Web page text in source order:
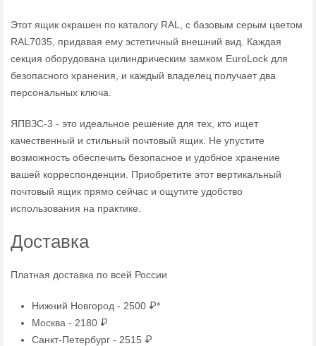
Этот ящик окрашен по каталогу RAL, с базовым серым цветом
RAL7035, придавая ему эстетичный внешний вид. Каждая
секция оборудована цилиндрическим замком EuroLock для
безопасного хранения, и каждый владелец получает два
персональных ключа.
ЯПВЗС-3 - это идеальное решение для тех, кто ищет
качественный и стильный почтовый ящик. Не упустите
возможность обеспечить безопасное и удобное хранение
вашей корреспонденции. Приобретите этот вертикальный
почтовый ящик прямо сейчас и ощутите удобство
использования на практике.
Доставка
Платная доставка по всей России
Нижний Новгород - 2500 ₽*
Москва - 2180 ₽
Санкт-Петербург - 2515 ₽